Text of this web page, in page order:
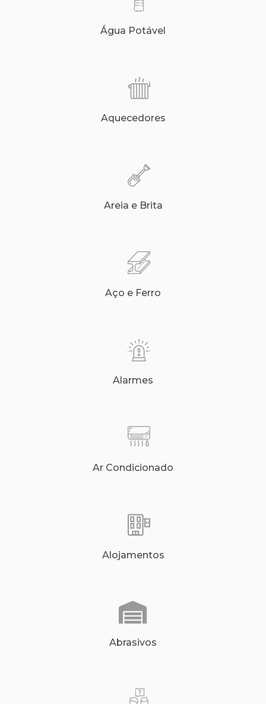
Água Potável
Aquecedores
Areia e Brita
Aço e Ferro
Alarmes
Ar Condicionado
Alojamentos
Abrasivos